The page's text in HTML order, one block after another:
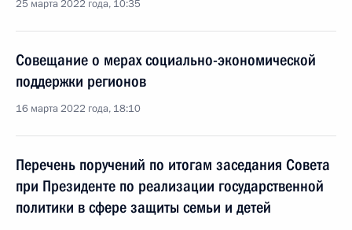
25 марта 2022 года, 10:35
Совещание о мерах социально-экономической
поддержки регионов
16 марта 2022 года, 18:10
Перечень поручений по итогам заседания Совета
при Президенте по реализации государственной
политики в сфере защиты семьи и детей